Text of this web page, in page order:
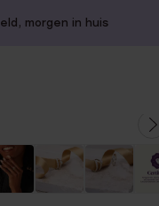
morgen in huis